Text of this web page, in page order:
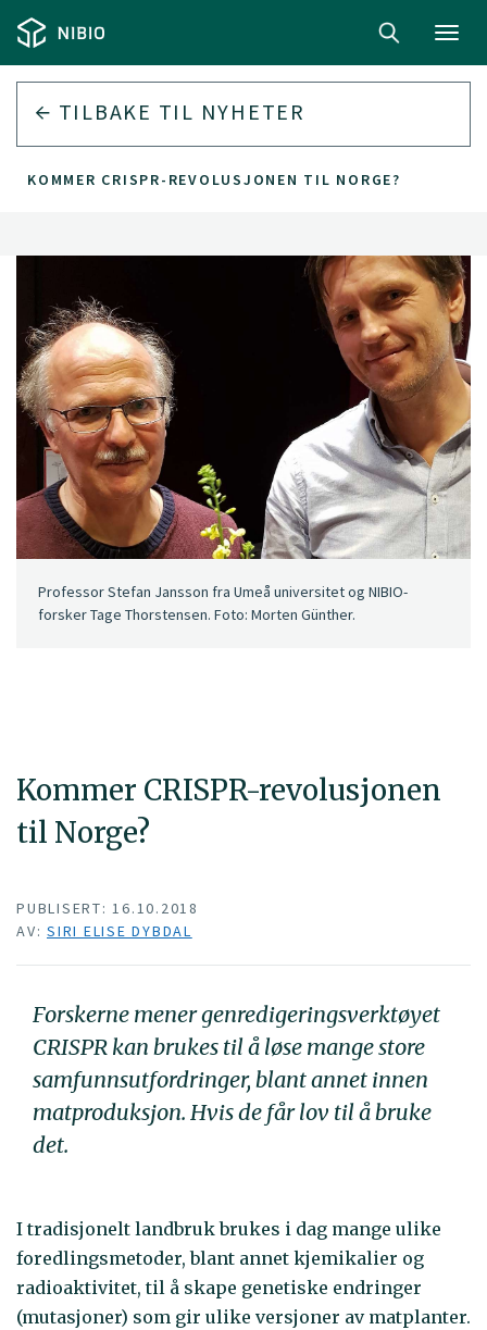
TILBAKE TIL NYHETER
KOMMER CRISPR-REVOLUSJONEN TIL NORGE?
Kommer CRISPR-revolusjonen
til Norge?
Professor Stefan Jansson fra Umeå universitet og NIBIO-
forsker Tage Thorstensen. Foto: Morten Günther.
PUBLISERT: 16.10.2018
AV: SIRI ELISE DYBDAL
Forskerne mener genredigeringsverktøyet
CRISPR kan brukes til å løse mange store
samfunnsutfordringer, blant annet innen
matproduksjon. Hvis de får lov til å bruke
det.
I tradisjonelt landbruk brukes i dag mange ulike
foredlingsmetoder, blant annet kjemikalier og
radioaktivitet, til å skape genetiske endringer
(mutasjoner) som gir ulike versjoner av matplanter.